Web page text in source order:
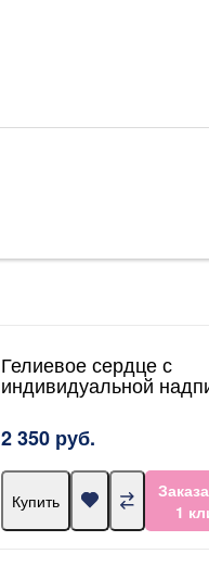
Гелиевое сердце с
индивидуальной
2 350 руб.
Купить
1